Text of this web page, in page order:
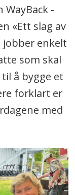
-
«Ett slag av
jobber enkelt
som skal
å bygge et
forklart er
med